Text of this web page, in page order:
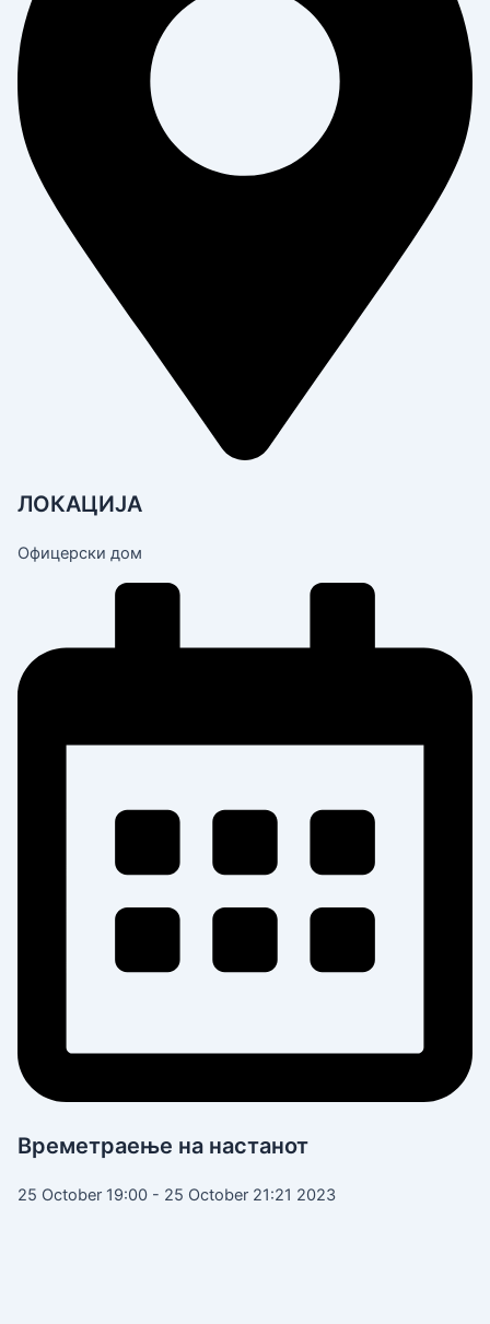
ЛОКАЦИЈА
Офицерски дом
Времетраење на настанот
25 October 19:00 - 25 October 21:21 2023